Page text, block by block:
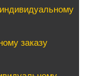
заказу